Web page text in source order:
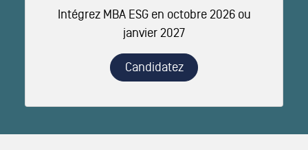
Intégrez MBA ESG en octobre 2026 ou
janvier 2027
Candidatez